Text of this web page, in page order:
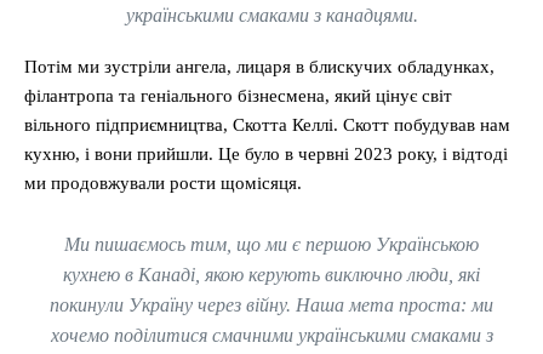
українськими смаками з канадцями.
Потім ми зустріли ангела, лицаря в блискучих обладунках,
філантропа та геніального бізнесмена, який цінує світ
вільного підприємництва, Скотта Келлі. Скотт побудував нам
кухню, і вони прийшли. Це було в червні 2023 року, і відтоді
ми продовжували рости щомісяця.
Ми пишаємось тим, що ми є першою Українською
кухнею в Канаді, якою керують виключно люди, які
покинули Україну через війну. Наша мета проста: ми
хочемо поділитися смачними українськими смаками з